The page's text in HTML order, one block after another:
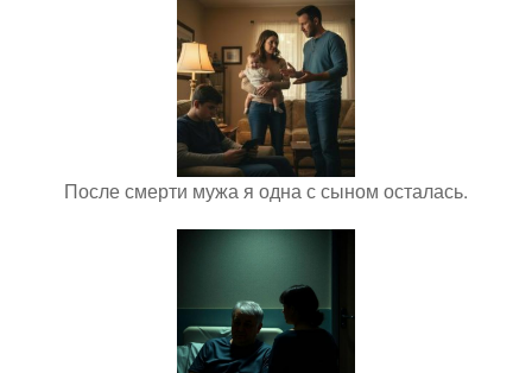
После смерти мужа я одна с сыном осталась.